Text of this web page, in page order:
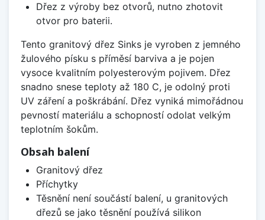
Dřez z výroby bez otvorů, nutno zhotovit
otvor pro baterii.
Tento granitový dřez Sinks je vyroben z jemného
žulového písku s příměsí barviva a je pojen
vysoce kvalitním polyesterovým pojivem. Dřez
snadno snese teploty až 180 C, je odolný proti
UV záření a poškrábání. Dřez vyniká mimořádnou
pevností materiálu a schopností odolat velkým
teplotním šokům.
Obsah balení
Granitový dřez
Příchytky
Těsnění není součástí balení, u granitových
dřezů se jako těsnění používá silikon